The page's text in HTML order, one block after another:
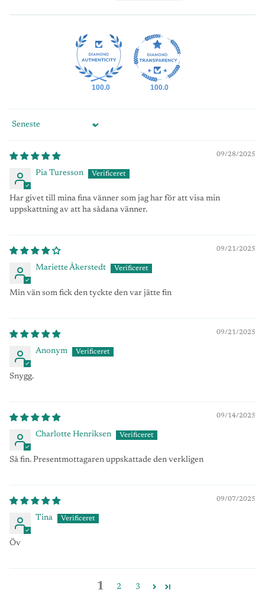
100.0 100.0
Sort by
09/28/2025
Pia Turesson
Har givet till mina fina vänner som jag har för att visa min
uppskattning av att ha sådana vänner.
09/21/2025
Mariette Åkerstedt
Min vän som fick den tyckte den var jätte fin
09/21/2025
Anonym
Snygg.
09/14/2025
Charlotte Henriksen
Så fin. Presentmottagaren uppskattade den verkligen
09/07/2025
Tina
Öv
1 2 3